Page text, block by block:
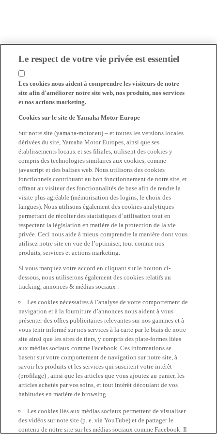
Le respect de votre vie privée est essentiel
Les cookies nous aident à comprendre les visiteurs de notre
site afin d'améliorer notre site web, nos produits, nos services
et nos actions marketing.
Cookies sur le site de Yamaha Motor Europe
Sur notre site (yamaha-motor.eu) – et toutes les versions locales
dérivées du site, Yamaha Motor Europes, ainsi que ses
établissements locaux et ses filiales, utilisent des cookies y
compris des technologies similaires aux cookies, comme
javascript et des balises web. Nous utilisons des cookies
fonctionnels contribuant au bon fonctionnement de notre site, et
offrant au visiteur des fonctionnalités de base afin de rendre la
visite plus agréable (mémorisation des logins, le choix des
langues). Nous utilisons également des cookies analytiques
permettant de récolter des statistiques d’utilisation tout en
respectant la législation en matière de la protection de la vie
privée. Ceci nous aide à mieux comprendre la manière dont vous
utilisez notre site en vue de l’optimiser, tout comme nos
produits, services et actions marketing.
Si vous marquez votre accord en cliquant sur le bouton ci-
dessous, nous utiliserons également des cookies relatifs au
tracking, annonces & médias sociaux :
Les cookies nécessaires à l’analyse de votre comportement de
navigation et à la fourniture d’annonces nous aident à vous
présenter des offres publicitaires relevantes sur nos gammes et à
vous tenir informé sur nos services à la carte par le biais de notre
site ainsi que les sites de tiers, y compris des plate-formes liées
aux médias sociaux comme Facebook. Ces informations se
basent sur votre comportement de navigation sur notre site, à
savoir les produits et les services qui suscitent votre intérêt
(profilage) , ainsi que les articles que vous ajoutez au panier, les
articles achetés par vos soins, et tout intérêt découlant de vos
habitudes en matière de browsing.
Les cookies liés aux médias sociaux permettent de visualiser
des vidéos sur note site (p. e. via YouTube) et de partager le
contenu de notre site sur les médias sociaux comme Facebook. Il